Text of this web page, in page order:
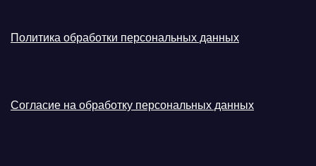
Политика обработки персональных данных
Согласие на обработку персональных данных